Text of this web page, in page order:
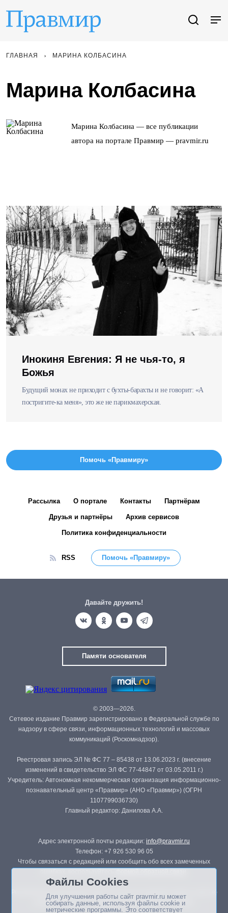
ГЛАВНАЯ МАРИНА КОЛБАСИНА
Марина Колбасина
Марина Колбасина — все публикации
автора на портале Правмир — pravmir.ru
Инокиня Евгения: Я не чья-то, я
Божья
Будущий монах не приходит с бухты-барахты и не говорит: «А
постригите-ка меня», это же не парикмахерская.
Помочь «Правмиру»
Рассылка О портале Контакты Партнёрам
Друзья и партнёры Архив сервисов
Политика конфиденциальности
RSS Помочь «Правмиру»
Давайте дружить!
Памяти основателя
© 2003—2026.
Сетевое издание Правмир зарегистрировано в Федеральной службе по
надзору в сфере связи, информационных технологий и массовых
коммуникаций (Роскомнадзор).
Реестровая запись ЭЛ № ФС 77 – 85438 от 13.06.2023 г. (внесение
изменений в свидетельство ЭЛ ФС 77-44847 от 03.05.2011 г.)
Учредитель: Автономная некоммерческая организация информационно-
познавательный центр «Правмир» (АНО «Правмир») (ОГРН
1107799036730)
Главный редактор: Данилова А.А.
Адрес электронной почты редакции: info@pravmir.ru
Телефон: +7 926 530 96 05
Чтобы связаться с редакцией или сообщить обо всех замеченных
Републикация материалов сайта в печатных изданиях (книгах, прессе)
возможна только с письменного разрешения редакции.
Файлы Cookies
Для улучшения работы сайт pravmir.ru может
собирать данные, используя файлы cookie и
метрические программы. Это соответствует